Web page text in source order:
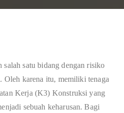
salah satu bidang dengan risiko
Oleh karena itu, memiliki tenaga
Kerja (K3) Konstruksi yang
sebuah keharusan. Bagi